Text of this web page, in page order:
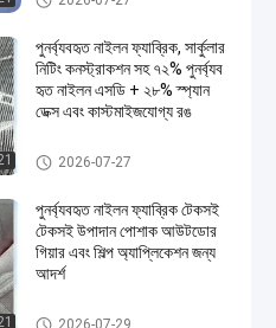
পুনর্ব্যবহৃত নাইলন ফ্যাব্রিক, সার্কুলার
নিটিং কনস্ট্রাকশন সহ ৭২% পুনর্ব্যব
হৃত নাইলন এসডি + ২৮% স্প্যান
ডেক্স এবং কাস্টমাইজযোগ্য রঙ
পুনর্ব্যবহৃত নাইলন ফ্যাব্রিক
2026-07-27
পুনর্ব্যবহৃত নাইলন ফ্যাব্রিক টেকসই
টেকসই উপাদান পোশাক আউটডোর
গিয়ার এবং শিল্প অ্যাপ্লিকেশন জন্য
আদর্শ
পুনর্ব্যবহৃত নাইলন ফ্যাব্রিক
2026-07-29